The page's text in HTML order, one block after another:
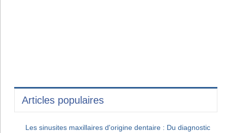
Articles populaires
Les sinusites maxillaires d'origine dentaire : Du diagnostic